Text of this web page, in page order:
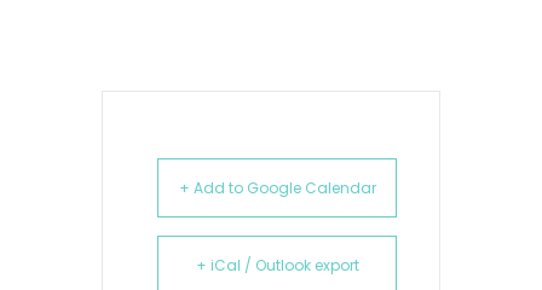
+ Add to Google Calendar
+ iCal / Outlook export